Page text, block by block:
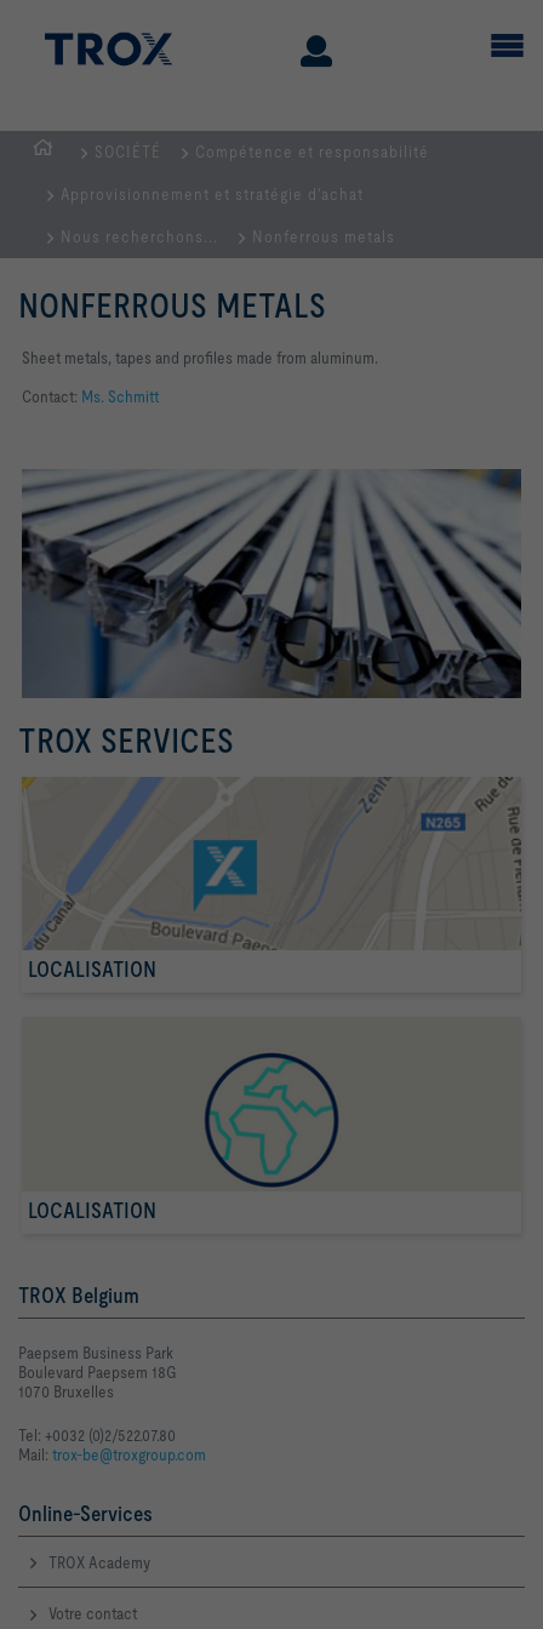
d'accueil
SOCIÉTÉ Compétence et responsabilité
Approvisionnement et stratégie d'achat
Nous recherchons... Nonferrous metals
NONFERROUS METALS
Sheet metals, tapes and profiles made from aluminum.
Contact: Ms. Schmitt
TROX SERVICES
LOCALISATION
LOCALISATION
TROX Belgium
Paepsem Business Park
Boulevard Paepsem 18G
1070 Bruxelles
Tel: +0032 (0)2/522.07.80
Mail: trox-be@troxgroup.com
Online-Services
TROX Academy
Votre contact